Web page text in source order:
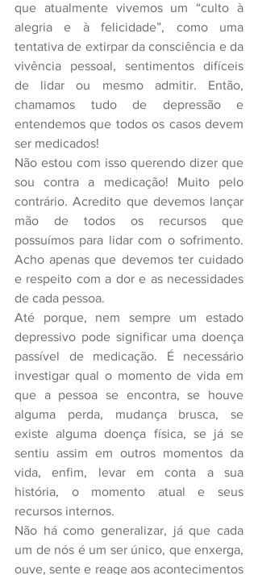
que atualmente vivemos um “culto à
alegria e à felicidade”, como uma
tentativa de extirpar da consciência e da
vivência pessoal, sentimentos difíceis
de lidar ou mesmo admitir. Então,
chamamos tudo de depressão e
entendemos que todos os casos devem
ser medicados!
Não estou com isso querendo dizer que
sou contra a medicação! Muito pelo
contrário. Acredito que devemos lançar
mão de todos os recursos que
possuímos para lidar com o sofrimento.
Acho apenas que devemos ter cuidado
e respeito com a dor e as necessidades
de cada pessoa.
Até porque, nem sempre um estado
depressivo pode significar uma doença
passível de medicação. É necessário
investigar qual o momento de vida em
que a pessoa se encontra, se houve
alguma perda, mudança brusca, se
existe alguma doença física, se já se
sentiu assim em outros momentos da
vida, enfim, levar em conta a sua
história, o momento atual e seus
recursos internos.
Não há como generalizar, já que cada
um de nós é um ser único, que enxerga,
ouve, sente e reage aos acontecimentos